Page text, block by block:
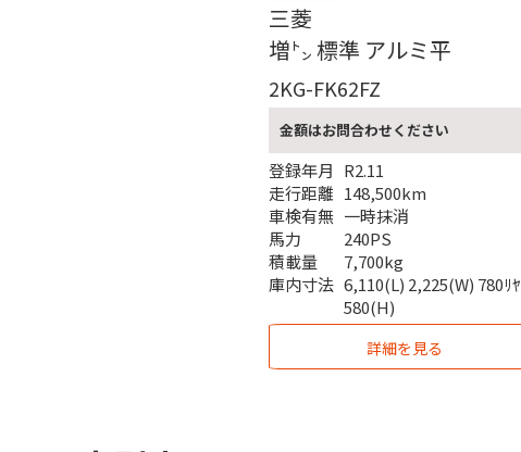
三菱
増㌧ 標準 アルミ平
2KG-FK62FZ
金額はお問合わせください
登録年月
走行距離
車検有無
馬力
積載量
庫内寸法
R2.11
148,500km
一時抹消
240PS
7,700kg
6,110(L) 2,225(W) 780ﾘﾔ
580(H)
詳細を見る